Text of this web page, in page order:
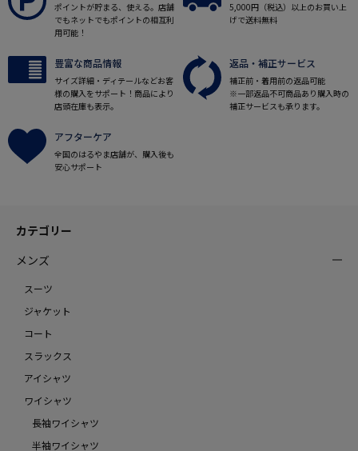
ポイントが貯まる、使える。店舗
でもネットでもポイントの相互利
用可能！
5,000円（税込）以上のお買い上
げで送料無料
豊富な商品情報
サイズ詳細・ディテールなどお客
様の購入をサポート！商品により
店頭在庫も表示。
返品・補正サービス
補正前・着用前の返品可能
※一部返品不可商品あり購入時の
補正サービスも承ります。
アフターケア
全国のはるやま店舗が、購入後も
安心サポート
カテゴリー
メンズ
スーツ
ジャケット
コート
スラックス
アイシャツ
ワイシャツ
長袖ワイシャツ
半袖ワイシャツ